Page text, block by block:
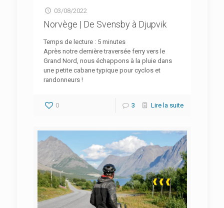
03/08/2022
Norvège | De Svensby à Djupvik
Temps de lecture : 5 minutes
Après notre dernière traversée ferry vers le
Grand Nord, nous échappons à la pluie dans
une petite cabane typique pour cyclos et
randonneurs !
0 3 Lire la suite